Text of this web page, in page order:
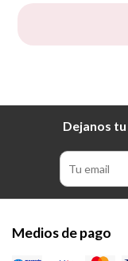
Dejanos
Medios de pago